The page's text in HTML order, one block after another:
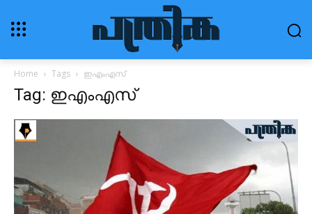
Home Tags ഇഎംഎസ്
Tag: ഇഎംഎസ്